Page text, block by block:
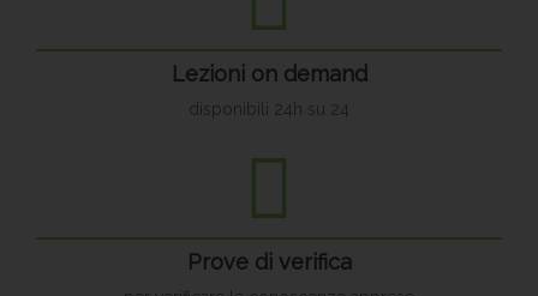
Lezioni on demand
disponibili 24h su 24
Prove di verifica